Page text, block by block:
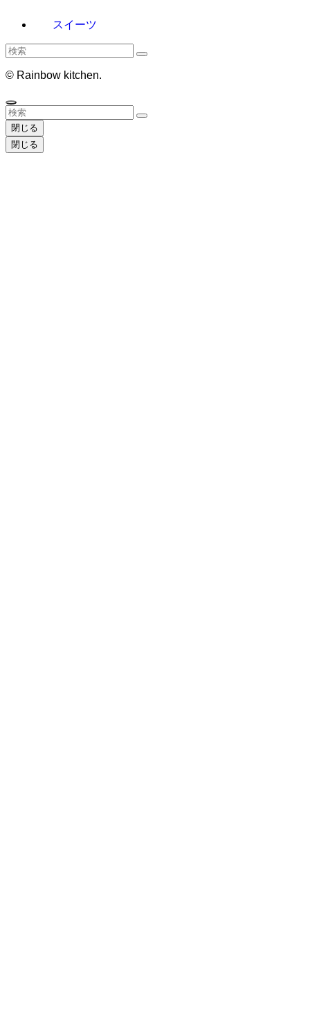
スイーツ
© Rainbow kitchen.
閉じる
閉じる